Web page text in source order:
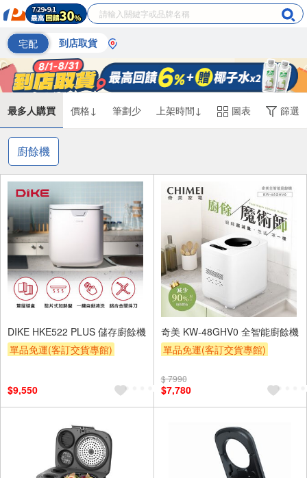
宅配 到店取貨
最多人購買 價格↓ 筆劃少 上架時間↓ 圖表 篩選
廚餘機
DIKE HKE522 PLUS 儲存廚餘機
單品免運(客訂交貨專館)
$9,550
奇美 KW-48GHV0 全智能廚餘機
單品免運(客訂交貨專館)
$ 7990
$7,780